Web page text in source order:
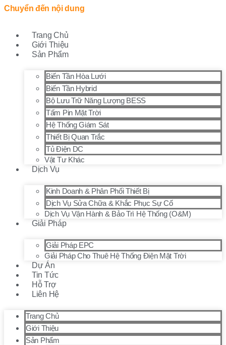
Chuyển đến nội dung
Trang Chủ
Giới Thiệu
Sản Phẩm
Biến Tần Hòa Lưới
Biến Tần Hybrid
Bộ Lưu Trữ Năng Lượng BESS
Tấm Pin Mặt Trời
Hệ Thống Giám Sát
Thiết Bị Quan Trắc
Tủ Điện DC
Vật Tư Khác
Dịch Vụ
Kinh Doanh & Phân Phối Thiết Bị
Dịch Vụ Sửa Chữa & Khắc Phục Sự Cố
Dịch Vụ Vận Hành & Bảo Trì Hệ Thống (O&M)
Giải Pháp
Giải Pháp EPC
Giải Pháp Cho Thuê Hệ Thống Điện Mặt Trời
Dự Án
Tin Tức
Hỗ Trợ
Liên Hệ
Trang Chủ
Giới Thiệu
Sản Phẩm